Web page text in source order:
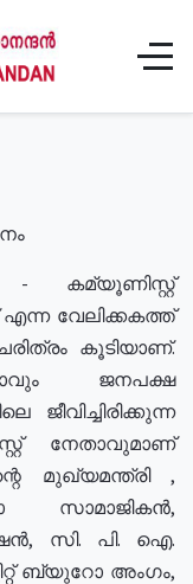
- കമ്യൂണിസ്റ്റ്
വേലിക്കകത്ത്
കൂടിയാണ്.
ജനപക്ഷ
നേതാവുമാണ്
മുഖ്യമന്ത്രി ,
സാമാജികൻ,
സി. പി. ഐ.
ബ്യുറോ അംഗം,